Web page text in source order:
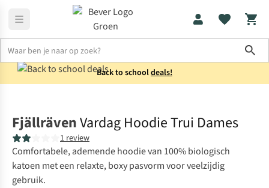
Back to schooldeals!
FjällrävenVardag Hoodie Trui Dames
1 review
Comfortabele, ademende hoodie van 100% biologisch
katoen met een relaxte, boxy pasvorm voor veelzijdig
gebruik.